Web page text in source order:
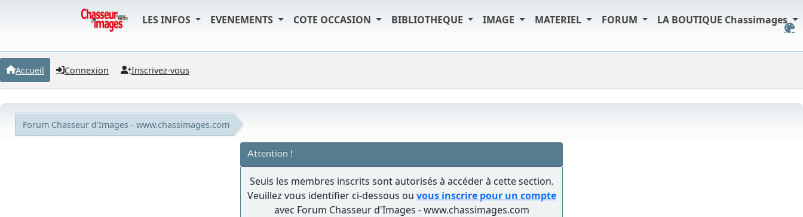
LES INFOS EVENEMENTS COTE OCCASION BIBLIOTHEQUE IMAGE MATERIEL FORUM LA BOUTIQUE Chassimages
Accueil Connexion Inscrivez-vous
Forum Chasseur d'Images - www.chassimages.com
Attention !
Seuls les membres inscrits sont autorisés à accéder à cette section.
Veuillez vous identifier ci-dessous ou vous inscrire pour un compte
avec Forum Chasseur d'Images - www.chassimages.com